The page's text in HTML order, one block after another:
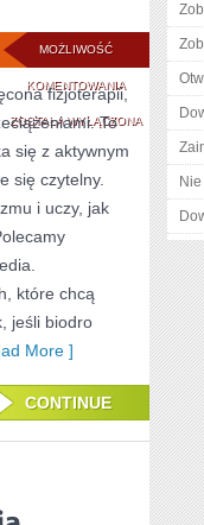
MOŻLIWOŚĆ
KOMENTOWANIAĆWICZENIA
DO
DOMU
PLANY
KROK
KROKU
ZOSTAŁA WYŁĄCZONA
fizjoterapii,
To
się z aktywnym
się czytelny.
i uczy, jak
które chcą
jeśli biodro
More ]
CONTINUE